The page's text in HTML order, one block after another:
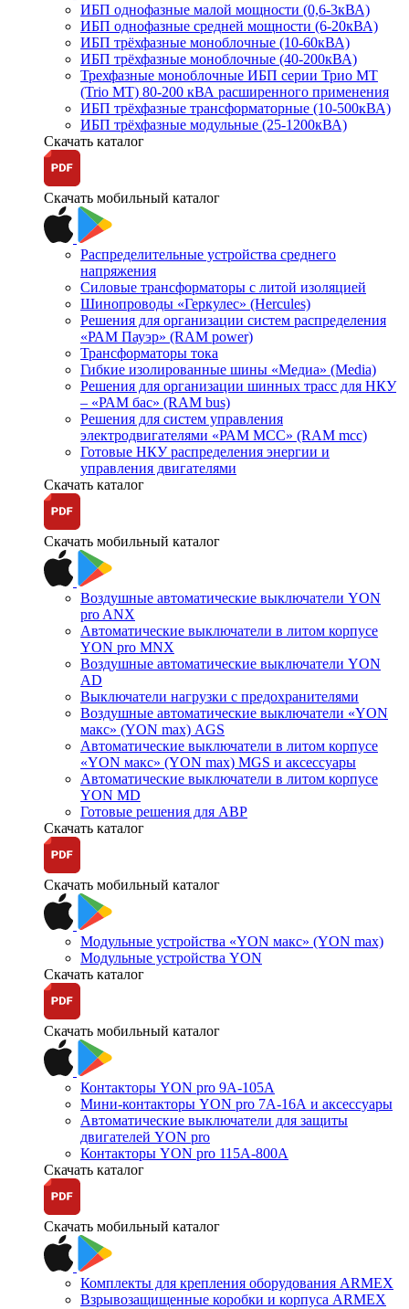
ИБП однофазные малой мощности (0,6-3кВА)
ИБП однофазные средней мощности (6-20кВА)
ИБП трёхфазные моноблочные (10-60кВА)
ИБП трёхфазные моноблочные (40-200кВА)
Трехфазные моноблочные ИБП серии Трио МТ
(Trio MT) 80-200 кВА расширенного применения
ИБП трёхфазные трансформаторные (10-500кВА)
ИБП трёхфазные модульные (25-1200кВА)
Скачать каталог
Скачать мобильный каталог
Распределительные устройства среднего
напряжения
Силовые трансформаторы с литой изоляцией
Шинопроводы «Геркулес» (Hercules)
Решения для организации систем распределения
«РАМ Пауэр» (RAM power)
Трансформаторы тока
Гибкие изолированные шины «Медиа» (Media)
Решения для организации шинных трасс для НКУ
– «РАМ бас» (RAM bus)
Решения для систем управления
электродвигателями «РАМ МСС» (RAM mcc)
Готовые НКУ распределения энергии и
управления двигателями
Скачать каталог
Скачать мобильный каталог
Воздушные автоматические выключатели YON
pro ANX
Автоматические выключатели в литом корпусе
YON pro MNX
Воздушные автоматические выключатели YON
AD
Выключатели нагрузки с предохранителями
Воздушные автоматические выключатели «YON
макс» (YON max) AGS
Автоматические выключатели в литом корпусе
«YON макс» (YON max) MGS и аксессуары
Автоматические выключатели в литом корпусе
YON MD
Готовые решения для АВР
Скачать каталог
Скачать мобильный каталог
Модульные устройства «YON макс» (YON max)
Модульные устройства YON
Скачать каталог
Скачать мобильный каталог
Контакторы YON pro 9А-105А
Мини-контакторы YON pro 7А-16А и аксессуары
Автоматические выключатели для защиты
двигателей YON pro
Контакторы YON pro 115А-800А
Скачать каталог
Скачать мобильный каталог
Комплекты для крепления оборудования ARMEX
Взрывозащищенные коробки и корпуса ARMEX